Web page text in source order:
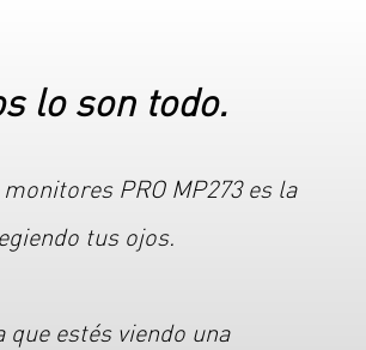
lo son todo.
PRO MP273 es la
tus ojos.
estés viendo una